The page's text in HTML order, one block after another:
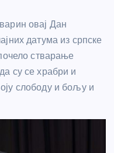
овај Дан
датума из српске
стварање
су се храбри и
слободу и бољу и